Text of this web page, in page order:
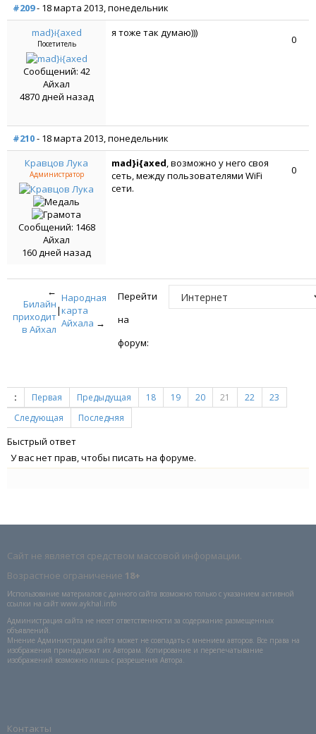
#209- 18 марта 2013, понедельник
mad}i{axed
Посетитель
Сообщений: 42
Айхал
4870 дней назад
0
я тоже так думаю)))
#210- 18 марта 2013, понедельник
Кравцов Лука
Администратор
Сообщений: 1468
Айхал
160 дней назад
0
mad}i{axed, возможно у него своя
сеть, между пользователями WiFi
сети.
←
Билайн
приходит
в Айхал
|
Народная
карта
Айхала →
Перейти
на
форум:
: Первая Предыдущая 18 19 20 21 22
23
Следующая
Последняя
Быстрый ответ
У вас нет прав, чтобы писать на форуме.
Сайт не является средством массовой информации.
Возрастное ограничение 18+
Использование материалов с данного сайта возможно только с указанием активной
ссылки на сайт www.aykhal.info
Администрация сайта не несет ответственности за содержание размещенных
объявлений.
Мнение Администрации сайта может не совпадать с мнением авторов. Все права на
изображения принадлежат их Авторам. Копирование и перепечатывание
изображений возможно лишь с разрешения Автора.
Контакты